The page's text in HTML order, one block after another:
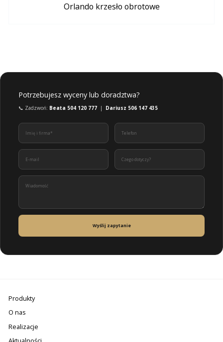
Orlando krzesło obrotowe
Potrzebujesz wyceny lub doradztwa?
📞 Zadzwoń: Beata 504 120 777 | Dariusz 506 147 435
Wyślij zapytanie
Produkty
O nas
Realizacje